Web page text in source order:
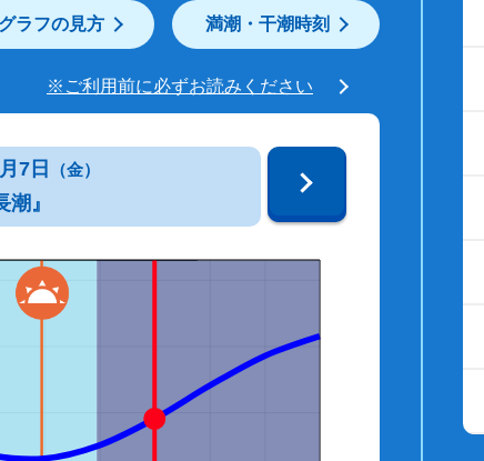
グラフの見方 満潮・干潮時刻
※ご利用前に必ずお読みください
7日 （金）
潮』